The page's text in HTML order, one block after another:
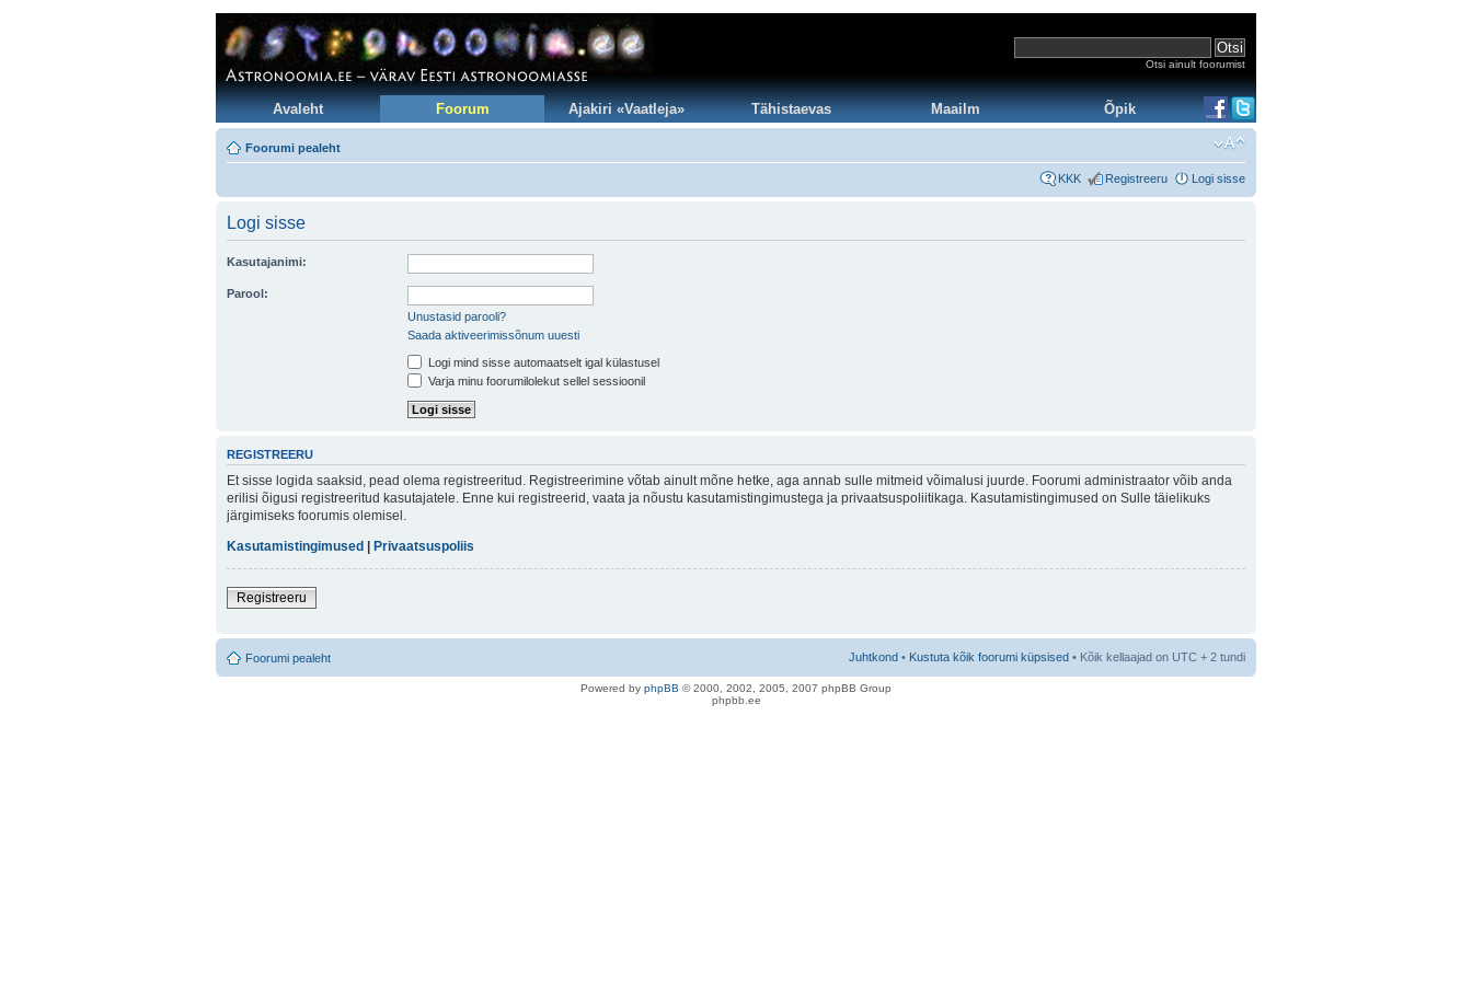
Otsi ainult foorumist
Avaleht Foorum Ajakiri «Vaatleja» Tähistaevas Maailm Õpik
Foorumi pealeht
KKK Registreeru Logi sisse
Logi sisse
Kasutajanimi:
Parool:
Unustasid parooli?
Saada aktiveerimissõnum uuesti
Logi mind sisse automaatselt igal külastusel
Varja minu foorumilolekut sellel sessioonil
REGISTREERU
Et sisse logida saaksid, pead olema registreeritud. Registreerimine võtab ainult mõne hetke, aga annab sulle mitmeid võimalusi juurde. Foorumi administraator võib anda
erilisi õigusi registreeritud kasutajatele. Enne kui registreerid, vaata ja nõustu kasutamistingimustega ja privaatsuspoliitikaga. Kasutamistingimused on Sulle täielikuks
järgimiseks foorumis olemisel.
Kasutamistingimused | Privaatsuspoliis
Registreeru
Foorumi pealeht Juhtkond • Kustuta kõik foorumi küpsised • Kõik kellaajad on UTC + 2 tundi
Powered by phpBB © 2000, 2002, 2005, 2007 phpBB Group
phpbb.ee